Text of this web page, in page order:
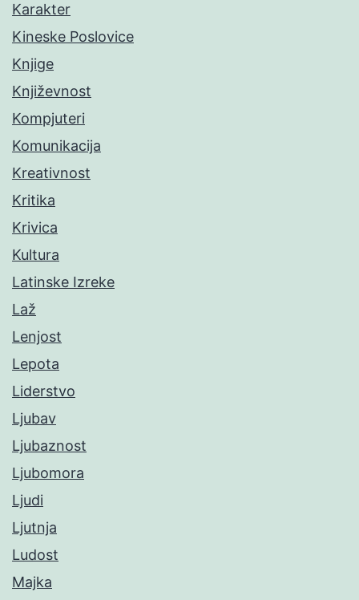
Karakter
Kineske Poslovice
Knjige
Književnost
Kompjuteri
Komunikacija
Kreativnost
Kritika
Krivica
Kultura
Latinske Izreke
Laž
Lenjost
Lepota
Liderstvo
Ljubav
Ljubaznost
Ljubomora
Ljudi
Ljutnja
Ludost
Majka